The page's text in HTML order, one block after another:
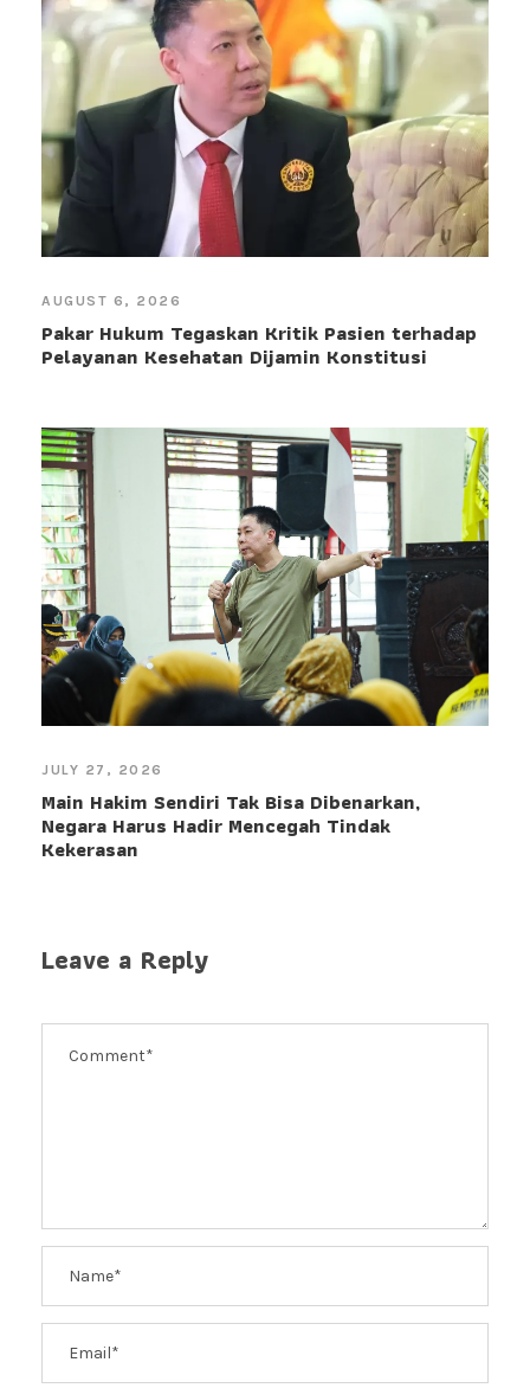
AUGUST 6, 2026
Pakar Hukum Tegaskan Kritik Pasien terhadap
Pelayanan Kesehatan Dijamin Konstitusi
JULY 27, 2026
Main Hakim Sendiri Tak Bisa Dibenarkan,
Negara Harus Hadir Mencegah Tindak
Kekerasan
Leave a Reply